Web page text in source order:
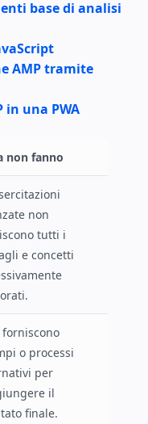
base di analisi
AMP tramite
in una PWA
non fanno
non
tutti i
e concetti
forniscono
o processi
per
il
finale.